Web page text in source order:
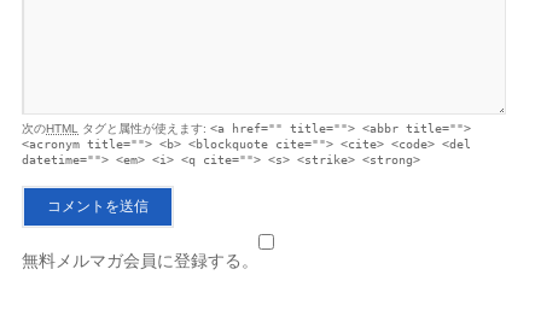
次のHTML タグと属性が使えます:<a href="" title=""> <abbr title="">
<acronym title=""> <b> <blockquote cite=""> <cite> <code> <del
datetime=""> <em> <i> <q cite=""> <s> <strike> <strong>
無料メルマガ会員に登録する。